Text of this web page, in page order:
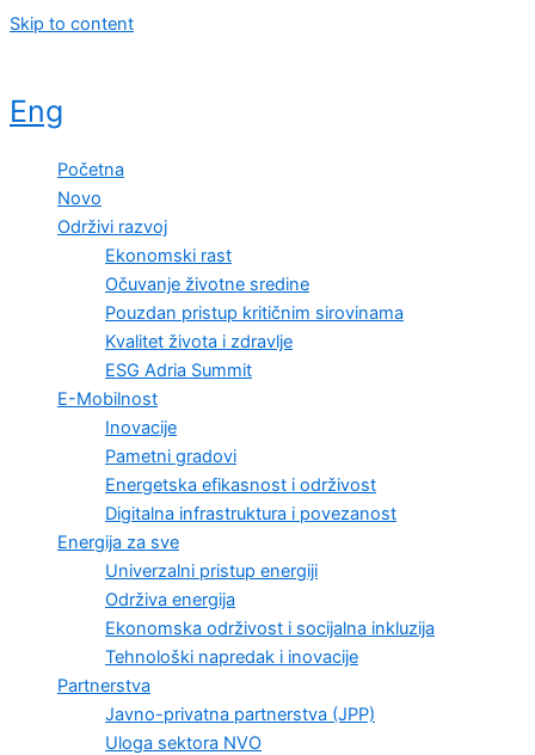
Skip to content
Eng
Početna
Novo
Održivi razvoj
Ekonomski rast
Očuvanje životne sredine
Pouzdan pristup kritičnim sirovinama
Kvalitet života i zdravlje
ESG Adria Summit
E-Mobilnost
Inovacije
Pametni gradovi
Energetska efikasnost i održivost
Digitalna infrastruktura i povezanost
Energija za sve
Univerzalni pristup energiji
Održiva energija
Ekonomska održivost i socijalna inkluzija
Tehnološki napredak i inovacije
Partnerstva
Javno-privatna partnerstva (JPP)
Uloga sektora NVO